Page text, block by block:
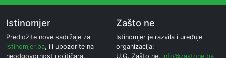
Istinomjer
Predložite nove sadržaje za
istinomjer.ba, ili upozorite na
neodgovornost političara.
Zašto ne
Istinomjer je razvila i uređuje
organizacija:
U.G. Zašto ne, info@zastone.ba